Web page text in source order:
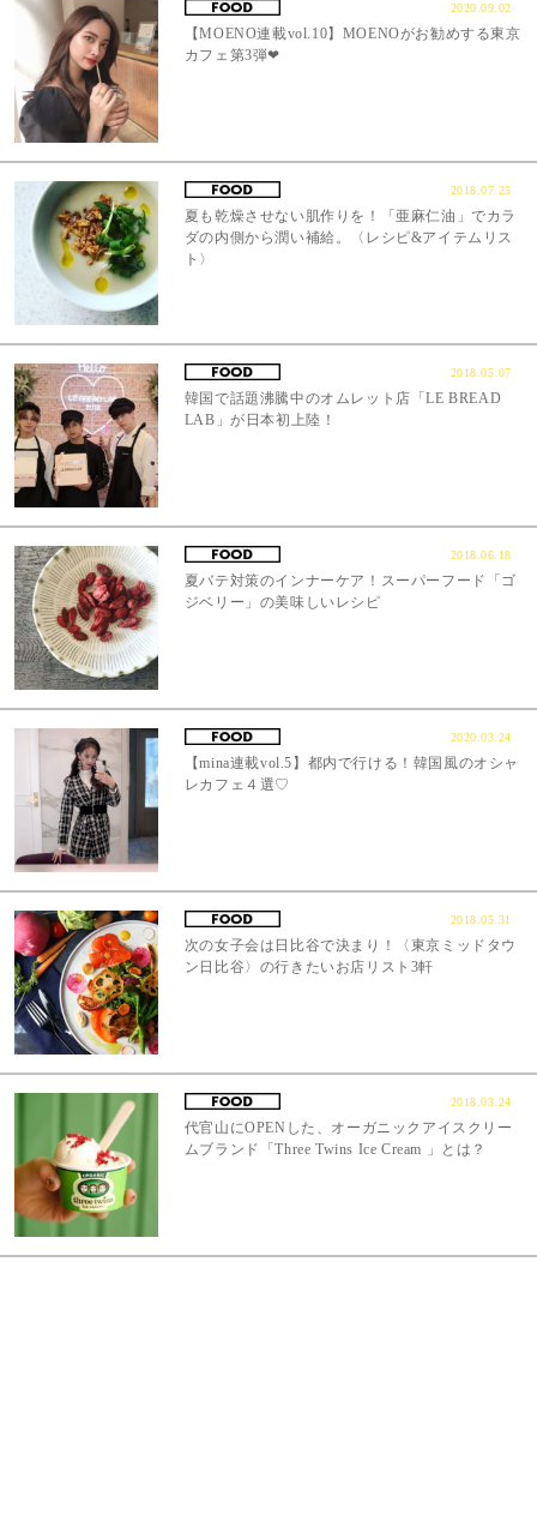
2020.09.02
【MOENO連載vol.10】MOENOがお勧めする東京
カフェ第3弾❤︎
2018.07.25
夏も乾燥させない肌作りを！「亜麻仁油」でカラ
ダの内側から潤い補給。〈レシピ&アイテムリス
ト〉
2018.05.07
韓国で話題沸騰中のオムレット店「LE BREAD
LAB」が日本初上陸！
2018.06.18
夏バテ対策のインナーケア！スーパーフード「ゴ
ジベリー」の美味しいレシピ
2020.03.24
【mina連載vol.5】都内で行ける！韓国風のオシャ
レカフェ４選♡
2018.05.31
次の女子会は日比谷で決まり！〈東京ミッドタウ
ン日比谷〉の行きたいお店リスト3軒
2018.03.24
代官山にOPENした、オーガニックアイスクリー
ムブランド「Three Twins Ice Cream 」とは？